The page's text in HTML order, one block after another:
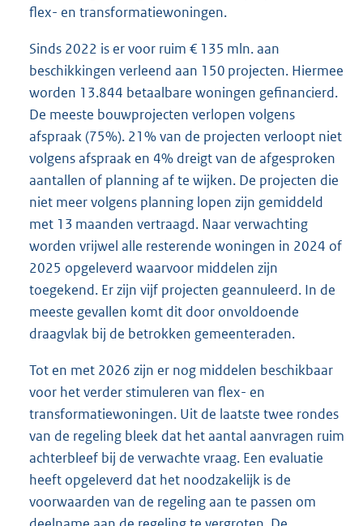
flex- en transformatiewoningen.
Sinds 2022 is er voor ruim € 135 mln. aan
beschikkingen verleend aan 150 projecten. Hiermee
worden 13.844 betaalbare woningen gefinancierd.
De meeste bouwprojecten verlopen volgens
afspraak (75%). 21% van de projecten verloopt niet
volgens afspraak en 4% dreigt van de afgesproken
aantallen of planning af te wijken. De projecten die
niet meer volgens planning lopen zijn gemiddeld
met 13 maanden vertraagd. Naar verwachting
worden vrijwel alle resterende woningen in 2024 of
2025 opgeleverd waarvoor middelen zijn
toegekend. Er zijn vijf projecten geannuleerd. In de
meeste gevallen komt dit door onvoldoende
draagvlak bij de betrokken gemeenteraden.
Tot en met 2026 zijn er nog middelen beschikbaar
voor het verder stimuleren van flex- en
transformatiewoningen. Uit de laatste twee rondes
van de regeling bleek dat het aantal aanvragen ruim
achterbleef bij de verwachte vraag. Een evaluatie
heeft opgeleverd dat het noodzakelijk is de
voorwaarden van de regeling aan te passen om